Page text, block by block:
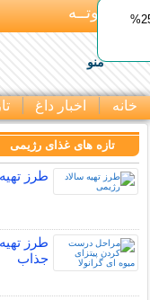
بـیتوتــه
منو
خانه اخبار داغ
ایمپلنت اقساطی با ضمانت مادام‌العمر+ 25%
تازه های غذای رژیمی
طرز
طرز
جذاب